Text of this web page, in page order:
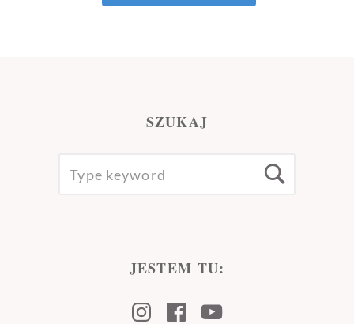
SZUKAJ
FOR:
JESTEM TU:
Instagram
Facebook